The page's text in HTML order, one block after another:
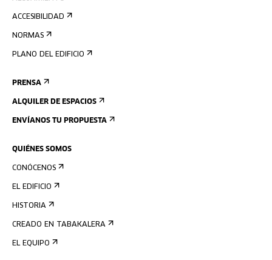
ACCESIBILIDAD
NORMAS
PLANO DEL EDIFICIO
PRENSA
ALQUILER DE ESPACIOS
ENVÍANOS TU PROPUESTA
QUIÉNES SOMOS
CONÓCENOS
EL EDIFICIO
HISTORIA
CREADO EN TABAKALERA
EL EQUIPO